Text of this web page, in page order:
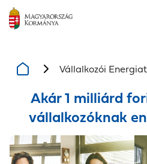
Vállalkozói
Akár 1 milliárd
vállalkozóknak